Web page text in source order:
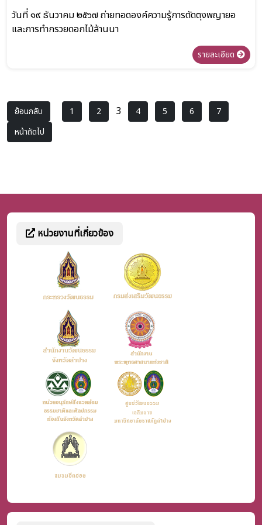
วันที่ ๑๙ ธันวาคม ๒๕๖๗ ถ่ายทอดองค์ความรู้การตัดตุงพญายอ
และการทำกรวยดอกไม้ล้านนา
รายละเอียด
ย้อนกลับ 1 2 3 4 5 6
7
หน้าถัดไป
หน่วยงานที่เกี่ยวข้อง